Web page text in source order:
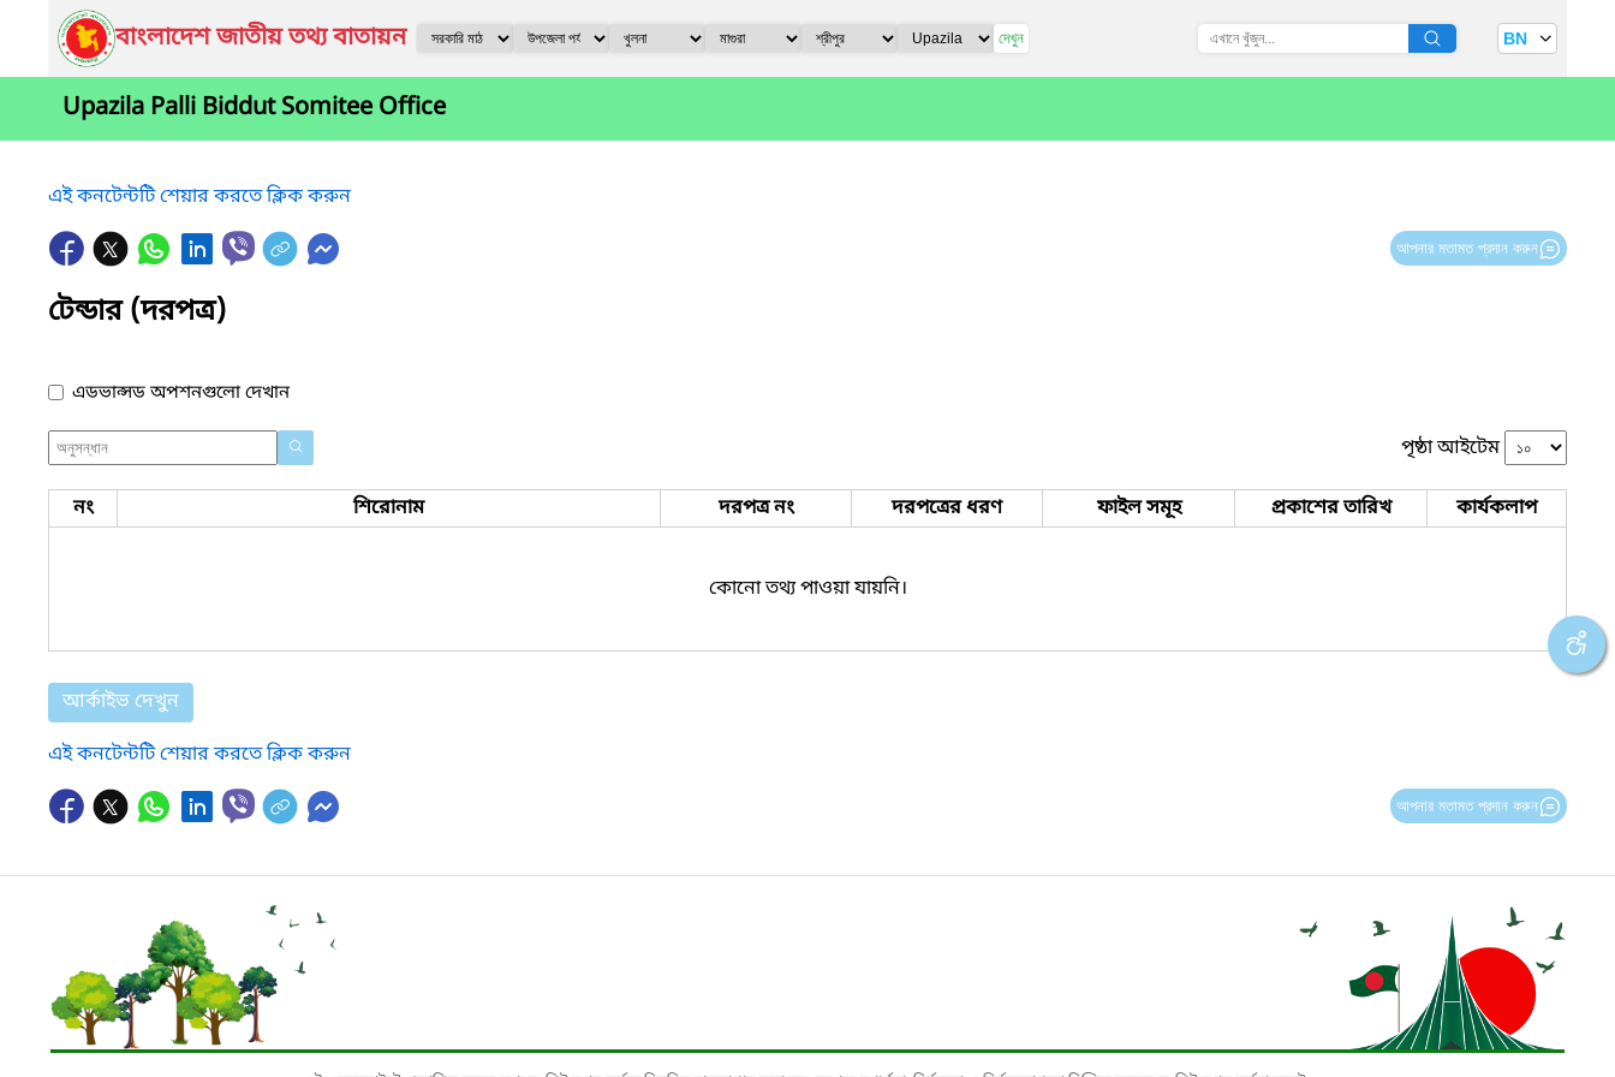
বাংলাদেশ জাতীয় তথ্য বাতায়ন দেখুন BN
Upazila Palli Biddut Somitee Office
এই কনটেন্টটি শেয়ার করতে ক্লিক করুন
আপনার মতামত প্রদান করুন
টেন্ডার (দরপত্র)
এডভান্সড অপশনগুলো দেখান
পৃষ্ঠা আইটেম
নং শিরোনাম দরপত্র নং দরপত্রের ধরণ ফাইল সমূহ প্রকাশের তারিখ কার্যকলাপ
কোনো তথ্য পাওয়া যায়নি।
আর্কাইভ দেখুন
এই কনটেন্টটি শেয়ার করতে ক্লিক করুন
আপনার মতামত প্রদান করুন